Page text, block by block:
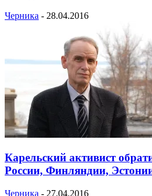
Черника - 28.04.2016
Карельский активист
России, Финляндии,
Черника - 27.04.2016